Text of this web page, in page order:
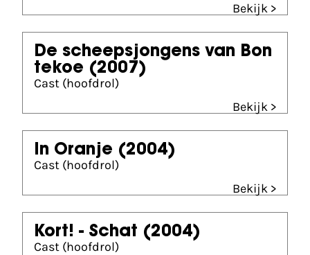
Bekijk >
De scheepsjongens van Bon
tekoe (2007)
Cast (hoofdrol)
Bekijk >
In Oranje (2004)
Cast (hoofdrol)
Bekijk >
Kort! - Schat (2004)
Cast (hoofdrol)